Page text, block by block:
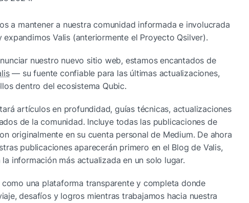
a mantener a nuestra comunidad informada e involucrada
expandimos Valis (anteriormente el Proyecto Qsilver).
nuestro nuevo sitio web, estamos encantados de
— su fuente confiable para las últimas actualizaciones,
dentro del ecosistema Qubic.
artículos en profundidad, guías técnicas, actualizaciones
de la comunidad. Incluye todas las publicaciones de
originalmente en su cuenta personal de Medium. De ahora
publicaciones aparecerán primero en el Blog de Valis,
información más actualizada en un solo lugar.
como una plataforma transparente y completa donde
desafíos y logros mientras trabajamos hacia nuestra